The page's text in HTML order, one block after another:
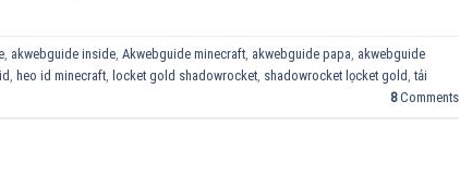
, akwebguide inside, Akwebguide minecraft, akwebguide papa, akwebguide
, heo id minecraft, locket gold shadowrocket, shadowrocket lọcket gold ,tải
8Comments